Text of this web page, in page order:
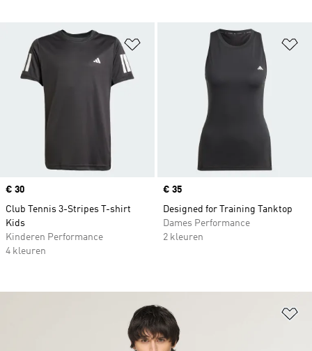
Op verlanglijst zetten
Price
€ 30
Club Tennis 3-Stripes T-shirt
Kids
Kinderen Performance
4 kleuren
Price
€ 35
Designed for Training Tanktop
Dames Performance
2 kleuren